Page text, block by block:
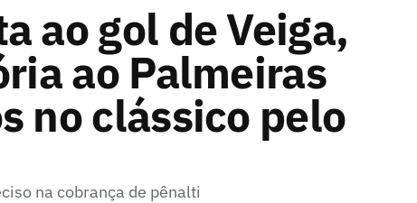
ao gol de Veiga,
ao Palmeiras
no clássico pelo
na cobrança de pênalti